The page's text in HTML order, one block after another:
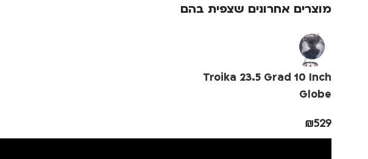
מוצרים אחרונים שצפית בהם
Troika 23.5 Grad 10 Inch
Globe
₪529